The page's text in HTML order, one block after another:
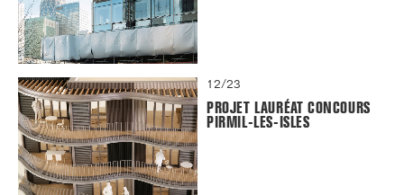
12/23
PROJET LAURÉAT CONCOURS
PIRMIL-LES-ISLES